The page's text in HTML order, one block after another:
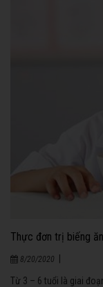
Thực đơn trị biếng
8/20/2020
Từ 3 – 6 tuổi là giai